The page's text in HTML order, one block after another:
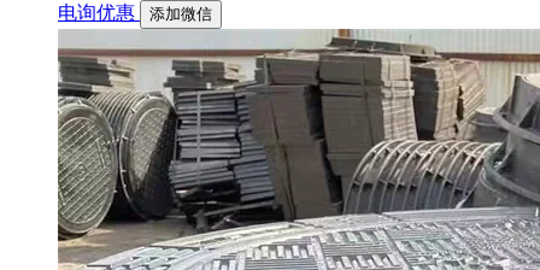
电询优惠
添加微信